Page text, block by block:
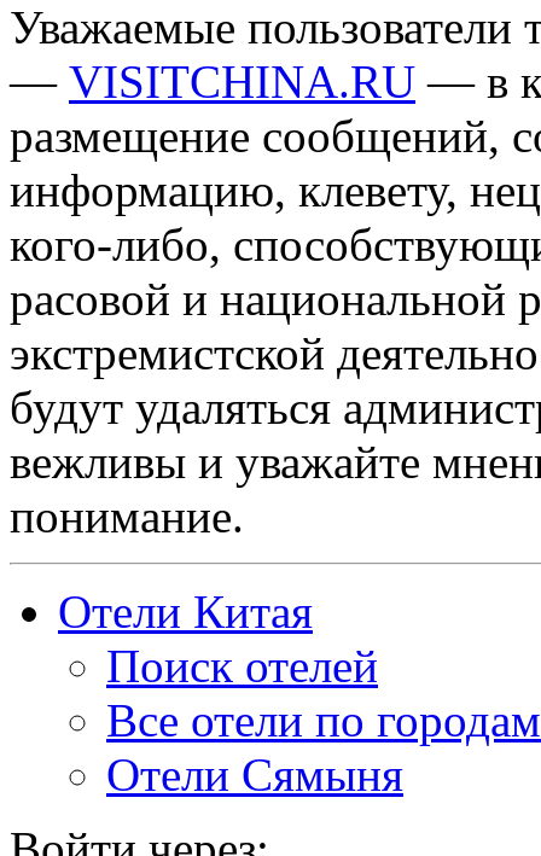
Уважаемые пользователи
— VISITCHINA.RU — в
размещение сообщений,
информацию, клевету,
кого-либо,
расовой и национальной
экстремистской
будут удаляться
вежливы и уважайте
понимание.
Отели Китая
Поиск отелей
Все отели по городам
Отели Сямыня